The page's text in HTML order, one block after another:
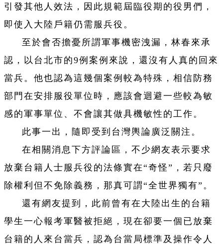
引發其他人效法，因此規範屆臨役期的役男們，
即使入大陸戶籍仍需服兵役。
至於會否擔憂所謂軍事機密洩漏，林春來承
認，以台北市的9例案例來說，還沒有人真的回來
當兵。他也認為這幾個案例較為特殊，相信防務
部門在安排服役單位時，應該會迴避一些較為敏
感的軍事單位、不會讓其做具機敏性的工作。
此事一出，隨即受到台灣輿論廣泛關注。
在相關消息下方評論區，不少網友表示要求
放棄台籍人士服兵役的法條實在“奇怪”，若只廢
除權利但不免除義務，那真可謂“全世界獨有”。
還有網友提到，此前曾有在大陸出生的台籍
學生一心報考軍醫被拒絕，現在卻要一個已放棄
台籍的人來台當兵，認為台當局標準及操作令人